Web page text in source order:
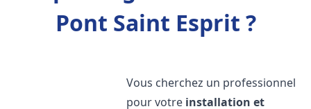
Pont Saint Esprit ?
Vous cherchez un professionnel
pour votre installation et